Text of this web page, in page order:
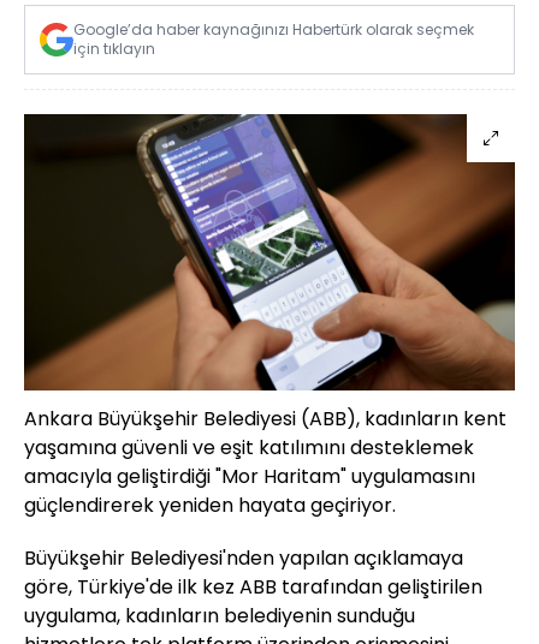
Google’da haber kaynağınızı Habertürk olarak seçmek
için tıklayın
Ankara Büyükşehir Belediyesi (ABB), kadınların kent
yaşamına güvenli ve eşit katılımını desteklemek
amacıyla geliştirdiği "Mor Haritam" uygulamasını
güçlendirerek yeniden hayata geçiriyor.
Büyükşehir Belediyesi'nden yapılan açıklamaya
göre, Türkiye'de ilk kez ABB tarafından geliştirilen
uygulama, kadınların belediyenin sunduğu